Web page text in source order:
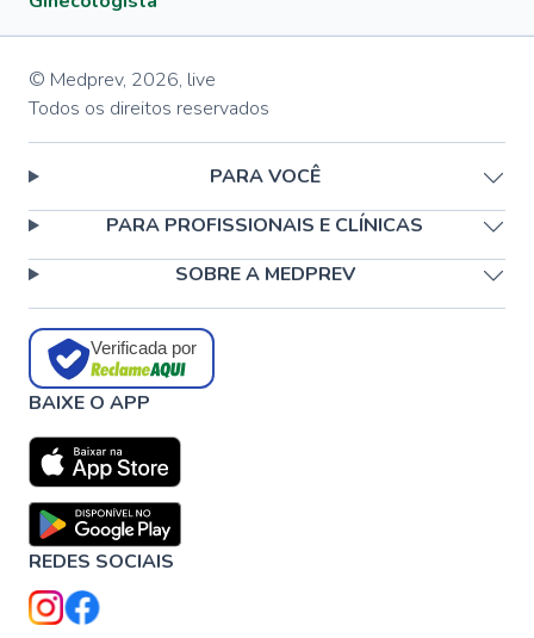
© Medprev, 2026, live
Todos os direitos reservados
PARA VOCÊ
PARA PROFISSIONAIS E CLÍNICAS
SOBRE A MEDPREV
Verificada por
BAIXE O APP
REDES SOCIAIS